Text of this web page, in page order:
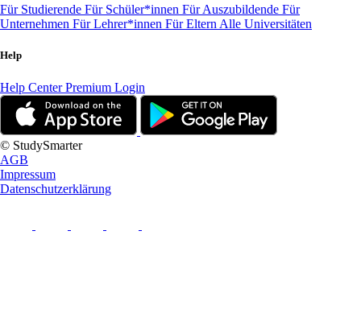
Für Studierende Für Schüler*innen Für Auszubildende Für
Unternehmen Für Lehrer*innen Für Eltern Alle Universitäten
Help
Help CenterPremium Login
© StudySmarter
AGB
Impressum
Datenschutzerklärung